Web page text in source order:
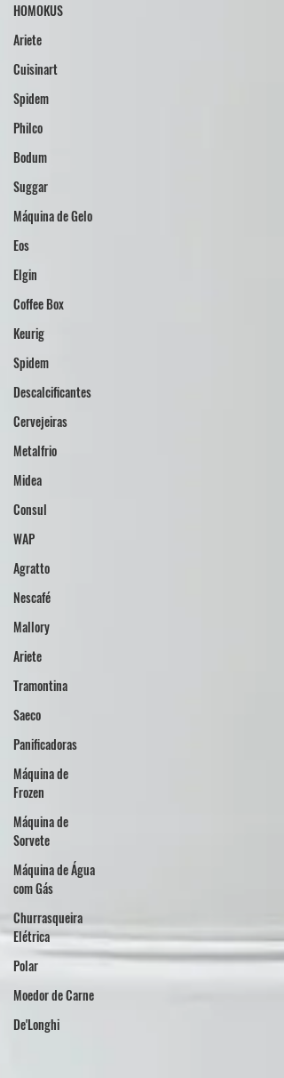
HOMOKUS
Ariete
Cuisinart
Spidem
Philco
Bodum
Suggar
Máquina de Gelo
Eos
Elgin
Coffee Box
Keurig
Spidem
Descalcificantes
Cervejeiras
Metalfrio
Midea
Consul
WAP
Agratto
Nescafé
Mallory
Ariete
Tramontina
Saeco
Panificadoras
Máquina de
Frozen
Máquina de
Sorvete
Máquina de Água
com Gás
Churrasqueira
Elétrica
Polar
Moedor de Carne
De'Longhi